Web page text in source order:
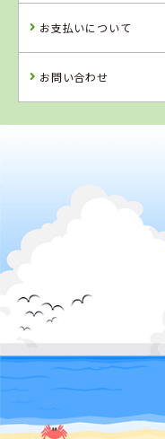
詳 細
詳 細
詳 細
予 約
お支払いについて
お問い合わせ